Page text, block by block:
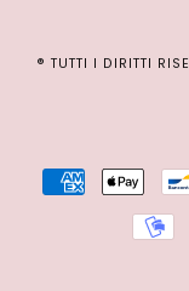
® TUTTI I DIRITTI
AMERICAN
EXPRESS
APPLE
PAY